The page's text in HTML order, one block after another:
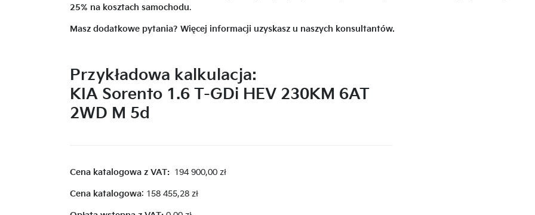
25% na kosztach samochodu.
Masz dodatkowe pytania? Więcej informacji uzyskasz u naszych konsultantów.
Przykładowa kalkulacja:
KIA Sorento 1.6 T-GDi HEV 230KM 6AT
2WD M 5d
Cena katalogowa z VAT: 194 900,00 zł
Cena katalogowa: 158 455,28 zł